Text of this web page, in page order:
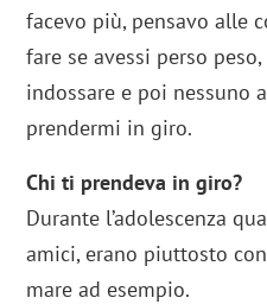
facevo più, pensavo alle
fare se avessi perso
indossare e poi nessuno
prendermi in giro.
Chi ti prendeva in giro?
Durante l’adolescenza
amici, erano piuttosto
mare ad esempio.